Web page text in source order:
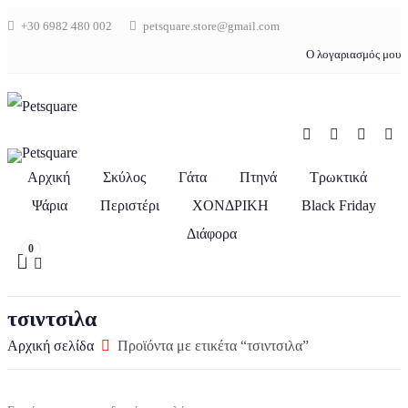
+30 6982 480 002 petsquare.store@gmail.com
Ο λογαριασμός μου
Αρχική Σκύλος Γάτα Πτηνά
Τρωκτικά
Ψάρια
Περιστέρι ΧΟΝΔΡΙΚΗ
Black Friday
Διάφορα
0
τσιντσιλα
Αρχική σελίδα Προϊόντα με ετικέτα “τσιντσιλα”